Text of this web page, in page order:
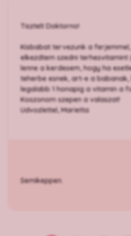
Tisztelt Doktorno!
Kisbabat tervezunk a ferjemmel,
elkezdtem szedni terhesvitamint
lenne a kerdesem, hogy ha
teherbe esnek, art-e a
legalabb 1 honapig a vitamin a
Koszonom szepen a valaszat!
Udvozlettel, Marietta
Semikeppen.